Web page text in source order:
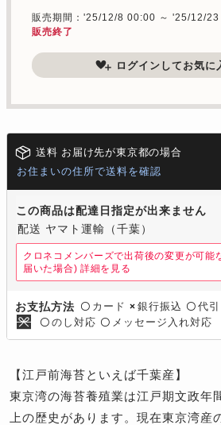
販売期間：'25/12/8 00:00 ～ '25/12/
販売終了
ログインしてお気に
送料 お届け先が東京都の場合
お住まいの住所で送料を確認
この商品は配達日指定が出来ません
配送 ヤマト運輸（千葉）
クロネコメンバーズで出荷後の変更が可能
届いた場合) 詳細を見る
お支払方法 〇 カード × 銀行振込 〇 代引
〇 のし対応 〇 メッセージ入れ対応
【江戸前海苔といえば千葉産】
東京湾の海苔養殖業は江戸期文政年
上の歴史があります。現在東京湾産